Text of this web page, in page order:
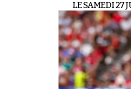
LE SAMEDI 27